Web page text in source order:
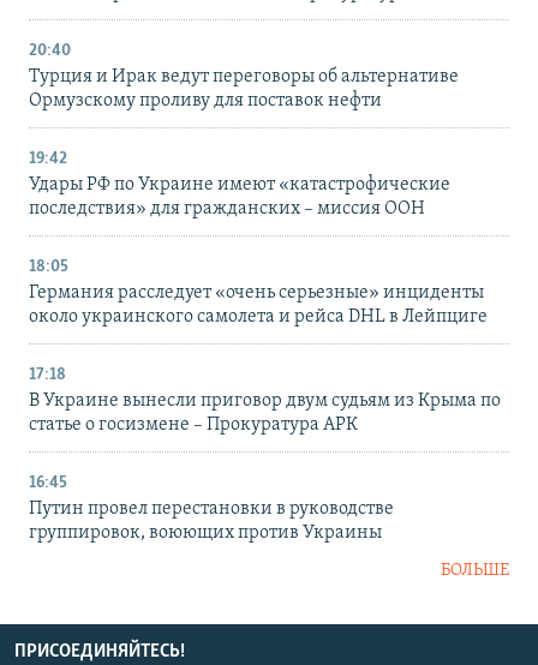
20:40
Турция и Ирак ведут переговоры об альтернативе
Ормузскому проливу для поставок нефти
19:42
Удары РФ по Украине имеют «катастрофические
последствия» для гражданских – миссия ООН
18:05
Германия расследует «очень серьезные» инциденты
около украинского самолета и рейса DHL в Лейпциге
17:18
В Украине вынесли приговор двум судьям из Крыма по
статье о госизмене – Прокуратура АРК
16:45
Путин провел перестановки в руководстве
группировок, воюющих против Украины
БОЛЬШЕ
ПРИСОЕДИНЯЙТЕСЬ!